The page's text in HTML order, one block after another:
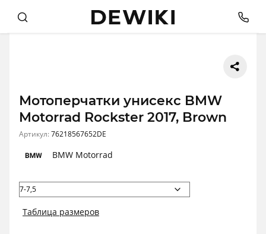
Мотоперчатки унисекс BMW
Motorrad Rockster 2017, Brown
Артикул:76218567652DE
BMW Motorrad
Таблица размеров